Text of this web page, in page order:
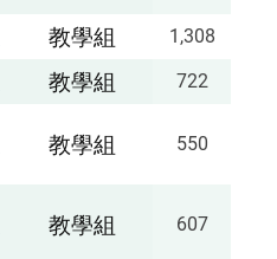
教學組 1,308
教學組 722
教學組 550
教學組 607